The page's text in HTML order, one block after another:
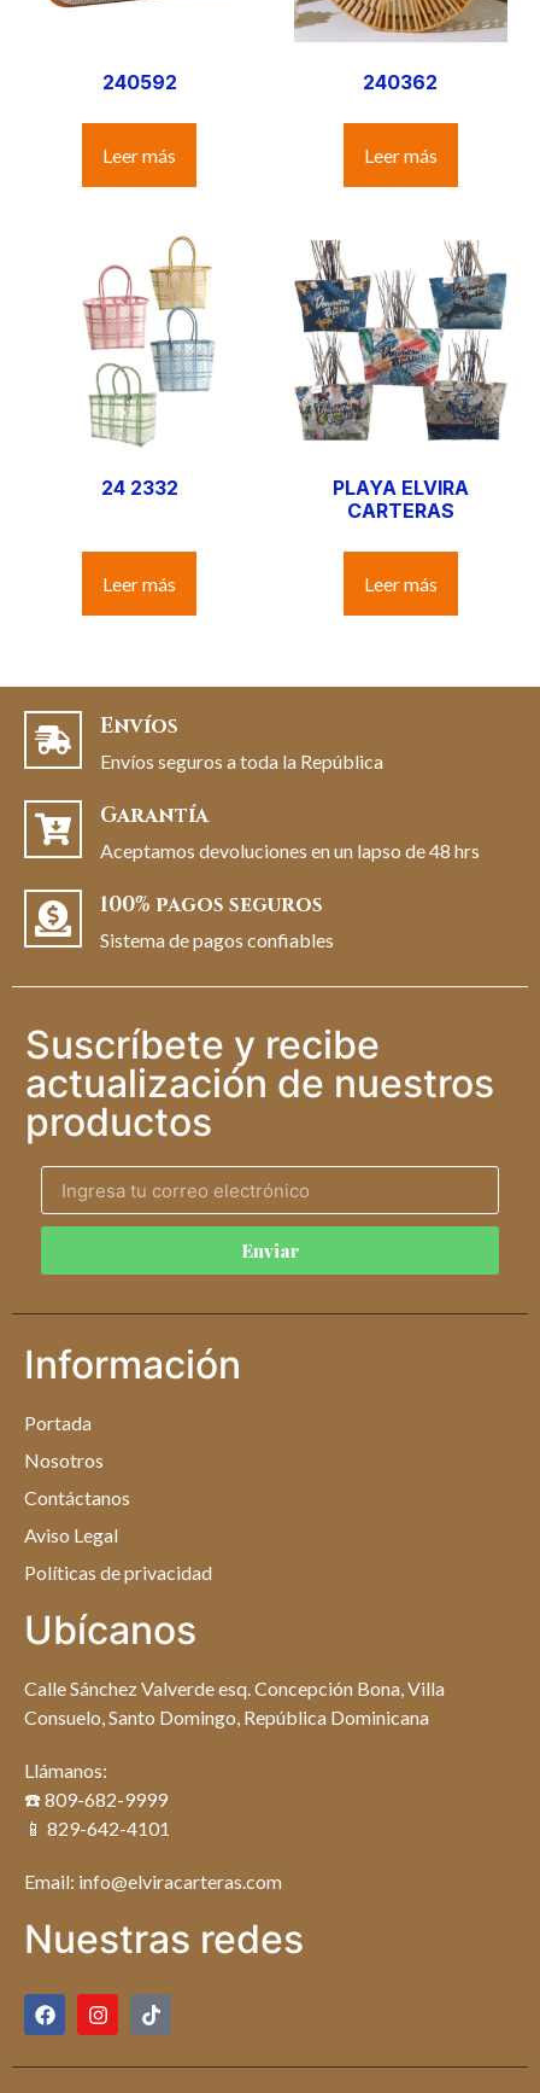
240592
Leer más
240362
Leer más
24 2332
Leer más
PLAYA ELVIRA
CARTERAS
Leer más
Envíos
Envíos seguros a toda la República
Garantía
Aceptamos devoluciones en un lapso de 48 hrs
100% pagos seguros
Sistema de pagos confiables
Suscríbete y recibe
actualización de nuestros
productos
Enviar
Información
Portada
Nosotros
Contáctanos
Aviso Legal
Políticas de privacidad
Ubícanos
Calle Sánchez Valverde esq. Concepción Bona, Villa
Consuelo, Santo Domingo, República Dominicana
Llámanos:
☎️ 809-682-9999
📱 829-642-4101
Email: info@elviracarteras.com
Nuestras redes